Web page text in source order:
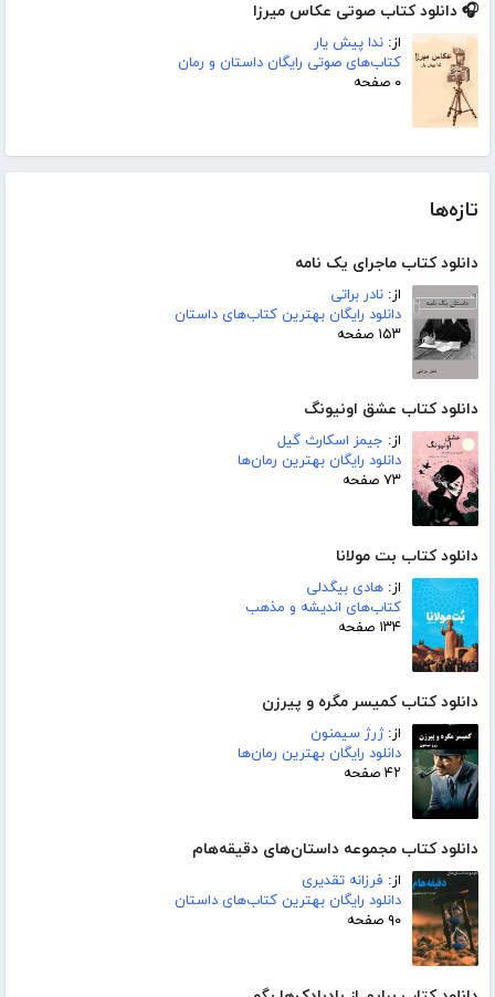
🎧 دانلود کتاب صوتی عکاس میرزا
از: ندا پیش یار
کتاب‌های صوتی رایگان داستان و رمان
۰ صفحه
تازه‌ها
دانلود کتاب ماجرای یک نامه
از: نادر براتی
دانلود رایگان بهترین کتاب‌های داستان
۱۵۳ صفحه
دانلود کتاب عشق اونیونگ
از: جیمز اسکارث گیل
دانلود رایگان بهترین رمان‌ها
۷۳ صفحه
دانلود کتاب بت مولانا
از: هادی بیگدلی
کتاب‌های اندیشه و مذهب
۱۳۴ صفحه
دانلود کتاب کمیسر مگره و پیرزن
از:ژرژ سیمنون
دانلود رایگان بهترین رمان‌ها
۴۲ صفحه
دانلود کتاب مجموعه داستان‌های دقیقه‌هام
از: فرزانه تقدیری
دانلود رایگان بهترین کتاب‌های داستان
۹۰ صفحه